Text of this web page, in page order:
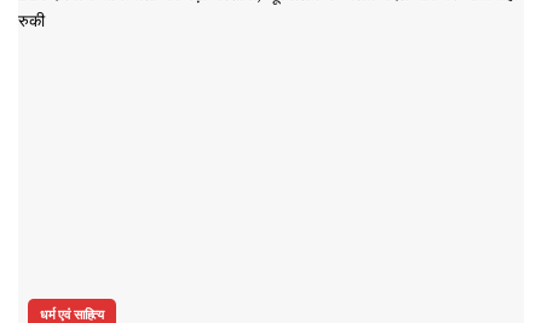
धर्म एवं साहित्य